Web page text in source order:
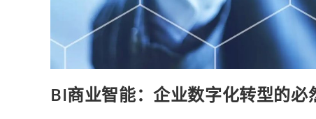
BI商业智能：企业数字化转型的必